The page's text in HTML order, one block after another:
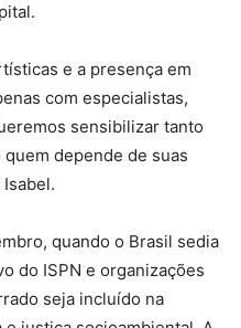
e a presença em
com especialistas,
sensibilizar tanto
depende de suas
quando o Brasil sedia
do ISPN e organizações
seja incluído na